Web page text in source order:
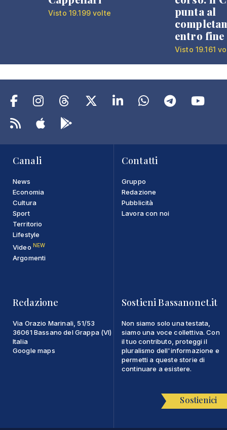
Visto 19.199 volte
punta al
entro fine
Visto 19.161
Canali
News
Economia
Cultura
Sport
Territorio
Lifestyle
Video NEW
Argomenti
Contatti
Gruppo
Redazione
Pubblicità
Lavora con noi
Redazione
Via Orazio Marinali, 51/53
36061 Bassano del Grappa (VI)
Italia
Google maps
Sostieni Bassanonet.it
Non siamo solo una testata,
siamo una voce collettiva. Con
il tuo contributo, proteggi il
pluralismo dell'informazione e
permetti a queste storie di
continuare a esistere.
Sostienici